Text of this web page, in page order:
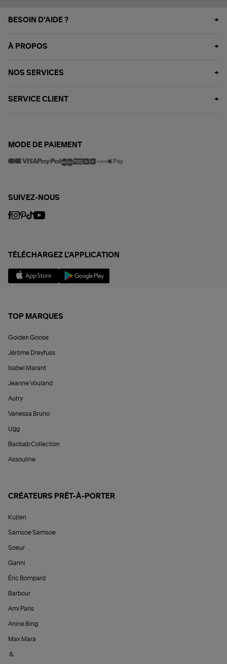
BESOIN D'AIDE ?
À PROPOS
NOS SERVICES
SERVICE CLIENT
MODE DE PAIEMENT
SUIVEZ-NOUS
TÉLÉCHARGEZ L'APPLICATION
TOP MARQUES
Golden Goose
Jérôme Dreyfuss
Isabel Marant
Jeanne Vouland
Autry
Vanessa Bruno
Ugg
Baobab Collection
Assouline
CRÉATEURS PRÊT-À-PORTER
Kujten
Samsoe Samsoe
Soeur
Ganni
Éric Bompard
Barbour
Ami Paris
Anine Bing
Max Mara
&